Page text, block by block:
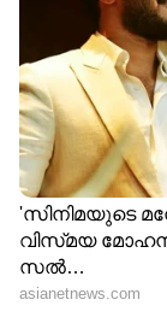
ജീവിതം
മുന്നോട്ട്